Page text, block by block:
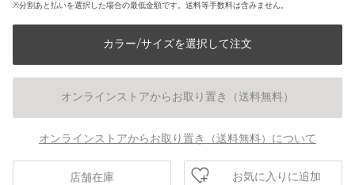
※分割あと払いを選択した場合の最低金額です。送料等手数料は含みません。
カラー/サイズを選択して注文
オンラインストアからお取り置き（送料無料）
オンラインストアからお取り置き（送料無料）について
店舗在庫 お気に入りに追加